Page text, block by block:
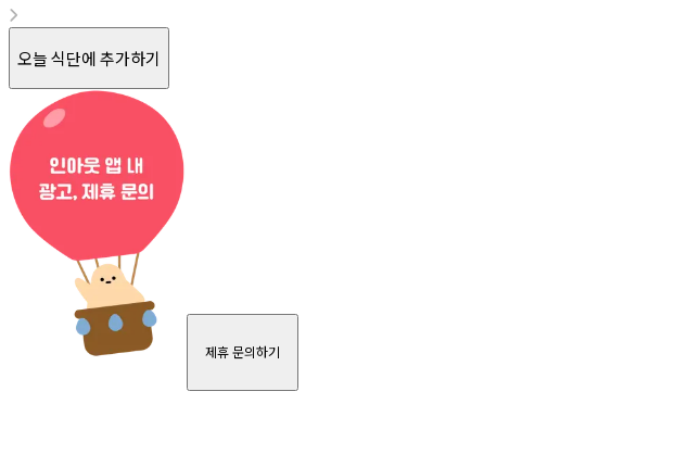
오늘 식단에 추가하기
제휴 문의하기